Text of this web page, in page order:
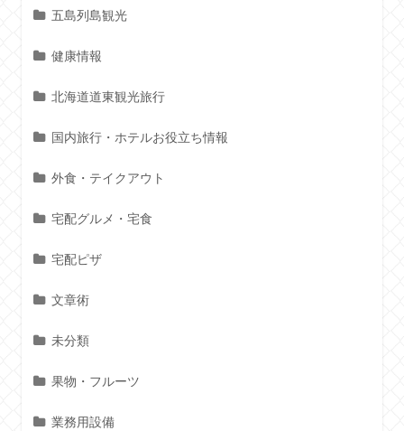
五島列島観光
健康情報
北海道道東観光旅行
国内旅行・ホテルお役立ち情報
外食・テイクアウト
宅配グルメ・宅食
宅配ピザ
文章術
未分類
果物・フルーツ
業務用設備